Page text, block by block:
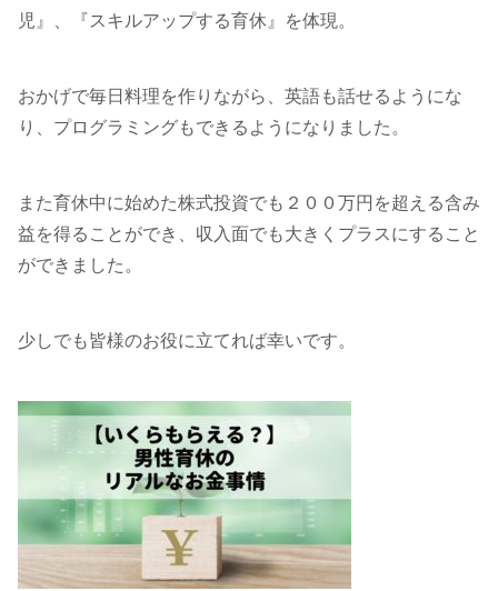
児』、『スキルアップする育休』を体現。
おかげで毎日料理を作りながら、英語も話せるようにな
り、プログラミングもできるようになりました。
また育休中に始めた株式投資でも２００万円を超える含み
益を得ることができ、収入面でも大きくプラスにすること
ができました。
少しでも皆様のお役に立てれば幸いです。